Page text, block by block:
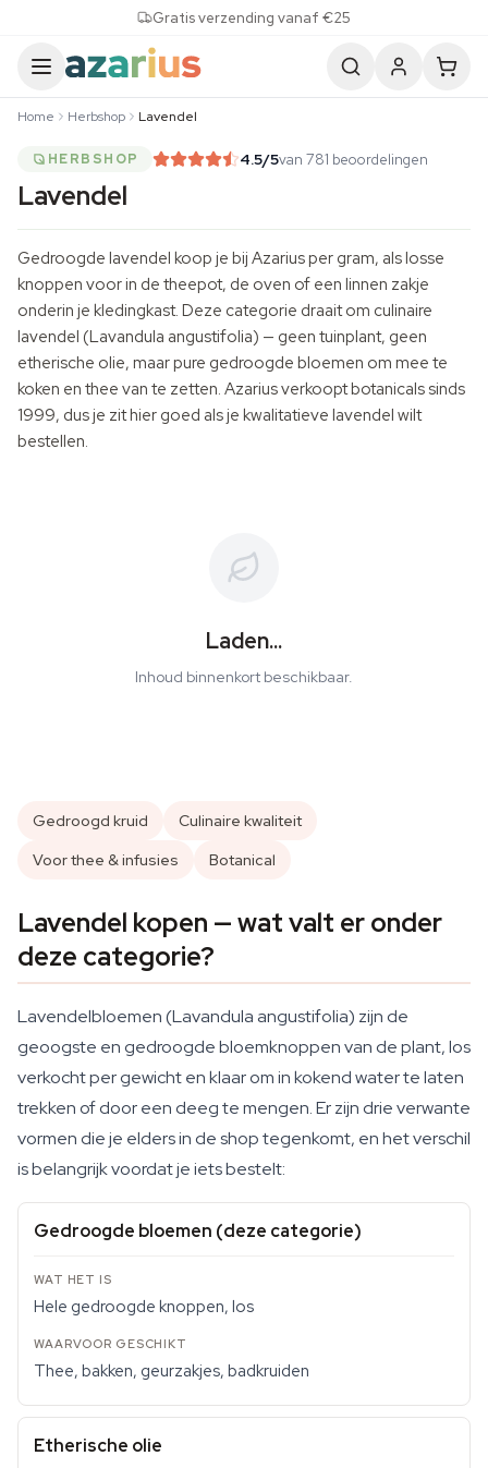
Gratis verzending vanaf €25
Home Herbshop Lavendel
HERBSHOP 4.5/5van 781 beoordelingen
Lavendel
Gedroogde lavendel koop je bij Azarius per gram, als losse
knoppen voor in de theepot, de oven of een linnen zakje
onderin je kledingkast. Deze categorie draait om culinaire
lavendel (Lavandula angustifolia) — geen tuinplant, geen
etherische olie, maar pure gedroogde bloemen om mee te
koken en thee van te zetten. Azarius verkoopt botanicals sinds
1999, dus je zit hier goed als je kwalitatieve lavendel wilt
bestellen.
Laden...
Inhoud binnenkort beschikbaar.
Gedroogd kruid
Culinaire kwaliteit
Voor thee & infusies
Botanical
Lavendel kopen — wat valt er onder
deze categorie?
Lavendelbloemen (Lavandula angustifolia) zijn de
geoogste en gedroogde bloemknoppen van de plant, los
verkocht per gewicht en klaar om in kokend water te laten
trekken of door een deeg te mengen. Er zijn drie verwante
vormen die je elders in de shop tegenkomt, en het verschil
is belangrijk voordat je iets bestelt:
Gedroogde bloemen (deze categorie)
Hele gedroogde knoppen, los
Thee, bakken, geurzakjes, badkruiden
Etherische olie